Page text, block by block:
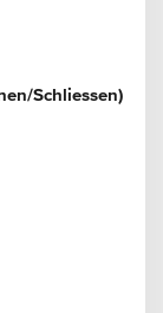
Schliessen)